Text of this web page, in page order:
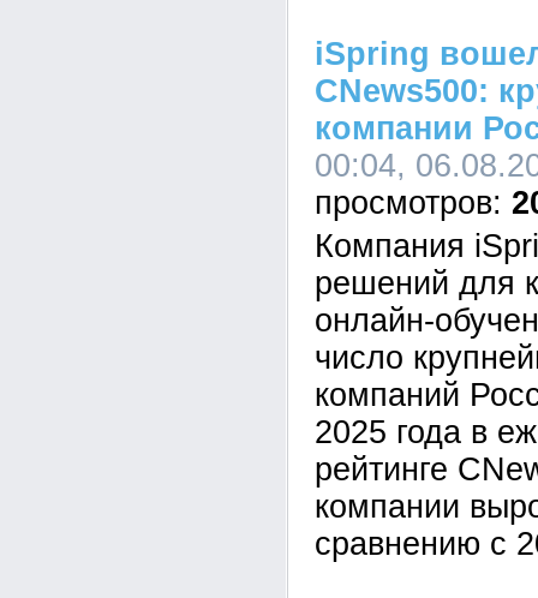
iSpring
CNews500:
компании
00:04,
Компания
решений для
онлайн-
число
компаний
2025 года в
рейтинге
компании
сравнению с